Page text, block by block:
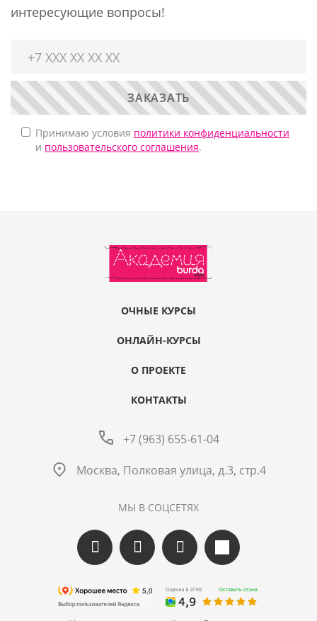
интересующие вопросы!
ЗАКАЗАТЬ
Принимаю условия политики конфиденциальности
и пользовательского соглашения.
ОЧНЫЕ КУРСЫ
ОНЛАЙН-КУРСЫ
О ПРОЕКТЕ
КОНТАКТЫ
+7 (963) 655-61-04
Москва, Полковая улица, д.3, стр.4
МЫ В СОЦСЕТЯХ